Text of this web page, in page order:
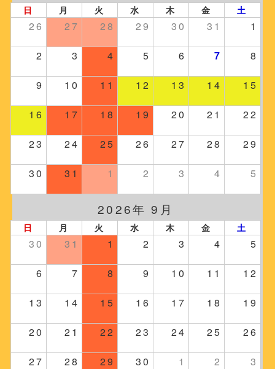
日 月 火 水 木 金 土
26 27 28 29 30 31 1
2 3 4 5 6 7 8
9 10 11 12 13 14 15
16 17 18 19 20 21 22
23 24 25 26 27 28 29
30 31 1 2 3 4 5
2026年 9月
日 月 火 水 木 金 土
30 31 1 2 3 4 5
6 7 8 9 10 11 12
13 14 15 16 17 18 19
20 21 22 23 24 25 26
27 28 29 30 1 2 3